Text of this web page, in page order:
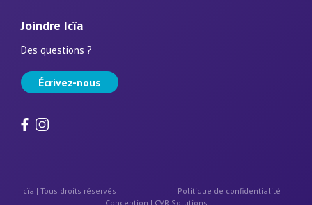
Joindre Icïa
Des questions ?
Écrivez-nous
Icïa | Tous droits réservés
Politique de confidentialité
Conception | CVR Solutions